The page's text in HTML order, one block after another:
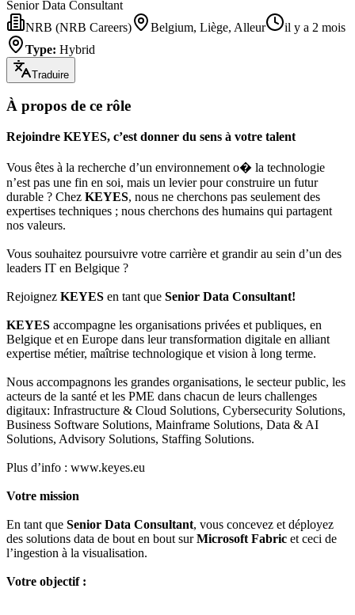
Senior Data Consultant
NRB (NRB Careers)
Belgium, Liège, Alleur
il y a 2 mois
Type: Hybrid
Traduire
À propos de ce rôle
Rejoindre KEYES, c’est donner du sens à votre talent
Vous êtes à la recherche d’un environnement o� la technologie
n’est pas une fin en soi, mais un levier pour construire un futur
durable ? Chez KEYES, nous ne cherchons pas seulement des
expertises techniques ; nous cherchons des humains qui partagent
nos valeurs.
Vous souhaitez poursuivre votre carrière et grandir au sein d’un des
leaders IT en Belgique ?
Rejoignez KEYES en tant que Senior Data Consultant!
KEYES accompagne les organisations privées et publiques, en
Belgique et en Europe dans leur transformation digitale en alliant
expertise métier, maîtrise technologique et vision à long terme.
Nous accompagnons les grandes organisations, le secteur public, les
acteurs de la santé et les PME dans chacun de leurs challenges
digitaux: Infrastructure & Cloud Solutions, Cybersecurity Solutions,
Business Software Solutions, Mainframe Solutions, Data & AI
Solutions, Advisory Solutions, Staffing Solutions.
Plus d’info : www.keyes.eu
Votre mission
En tant que Senior Data Consultant, vous concevez et déployez
des solutions data de bout en bout surMicrosoft Fabric et ceci de
l’ingestion à la visualisation.
Votre objectif :